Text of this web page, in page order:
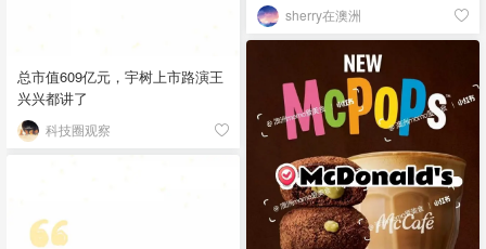
总市值609亿元，宇树上市路演王
兴兴都讲了
科技圈观察
sherry在澳洲